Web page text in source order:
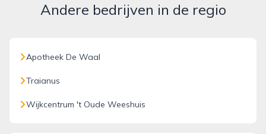
Andere bedrijven in de regio
Apotheek De Waal
Traianus
Wijkcentrum 't Oude Weeshuis